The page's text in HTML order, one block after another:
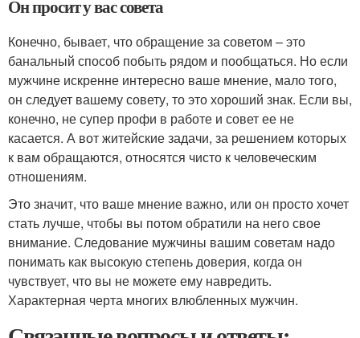
Он просит у вас совета
Конечно, бывает, что обращение за советом – это
банальный способ побыть рядом и пообщаться. Но если
мужчине искренне интересно ваше мнение, мало того,
он следует вашему совету, то это хороший знак. Если вы,
конечно, не супер профи в работе и совет ее не
касается. А вот житейские задачи, за решением которых
к вам обращаются, относятся чисто к человеческим
отношениям.
Это значит, что ваше мнение важно, или он просто хочет
стать лучше, чтобы вы потом обратили на него свое
внимание. Следование мужчины вашим советам надо
понимать как высокую степень доверия, когда он
чувствует, что вы не можете ему навредить.
Характерная черта многих влюбленных мужчин.